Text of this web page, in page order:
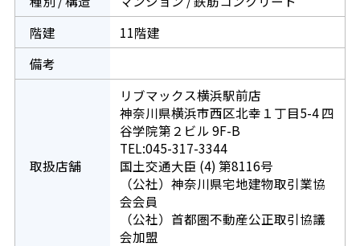
階建
11階建
備考
取扱店舗
リブマックス横浜駅前店
神奈川県横浜市西区北幸１丁目5-4 四
谷学院第２ビル 9F-B
TEL:045-317-3344
国土交通大臣 (4) 第8116号
（公社）神奈川県宅地建物取引業協
会会員
（公社）首都圏不動産公正取引協議
会加盟